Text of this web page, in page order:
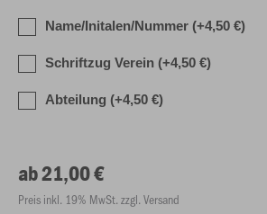
Name/Initalen/Nummer (+4,50 €)
Schriftzug Verein (+4,50 €)
Abteilung (+4,50 €)
ab 21,00 €
Preis inkl. 19% MwSt. zzgl. Versand